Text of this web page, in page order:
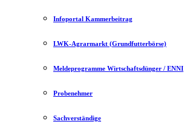
Infoportal Kammerbeitrag
LWK-Agrarmarkt (Grundfutterbörse)
Meldeprogramme Wirtschaftsdünger / ENNI
Probenehmer
Sachverständige